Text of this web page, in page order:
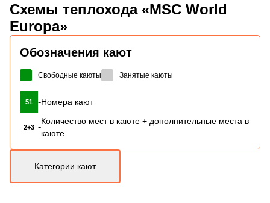
Схемы теплохода «MSC World
Europa»
Обозначения кают
Свободные каюты Занятые каюты
51 -Номера кают
2+3 -
Количество мест в каюте + дополнительные места в
каюте
Категории кают